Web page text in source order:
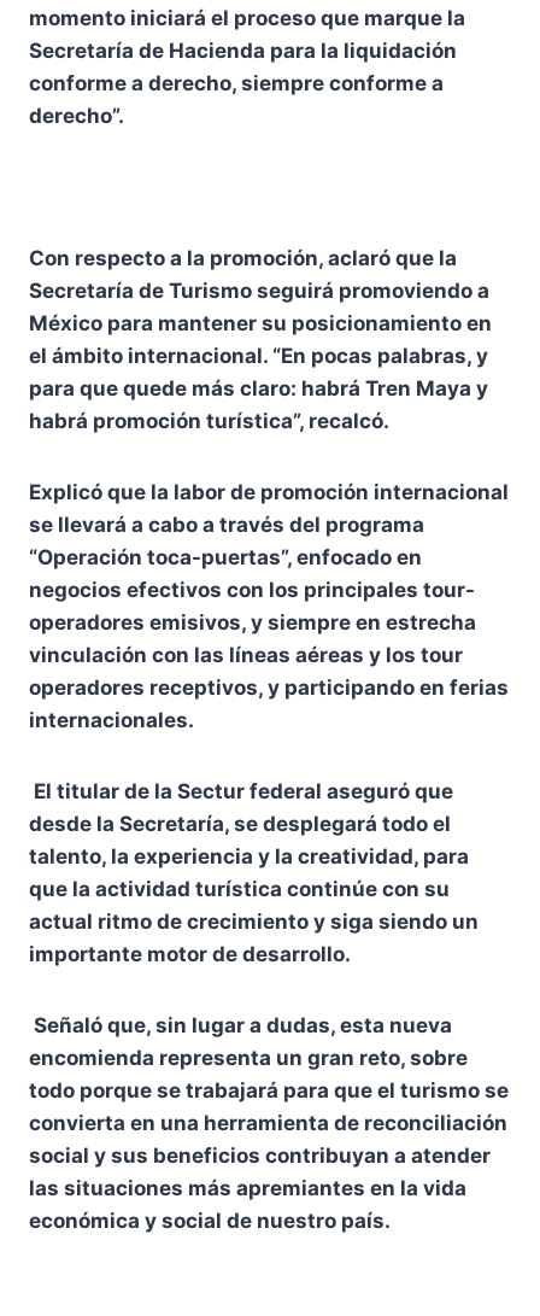
momento iniciará el proceso que marque la
Secretaría de Hacienda para la liquidación
conforme a derecho, siempre conforme a
derecho”.
Con respecto a la promoción, aclaró que la
Secretaría de Turismo seguirá promoviendo a
México para mantener su posicionamiento en
el ámbito internacional. “En pocas palabras, y
para que quede más claro: habrá Tren Maya y
habrá promoción turística”, recalcó.
Explicó que la labor de promoción internacional
se llevará a cabo a través del programa
“Operación toca-puertas”, enfocado en
negocios efectivos con los principales tour-
operadores emisivos, y siempre en estrecha
vinculación con las líneas aéreas y los tour
operadores receptivos, y participando en ferias
internacionales.
El titular de la Sectur federal aseguró que
desde la Secretaría, se desplegará todo el
talento, la experiencia y la creatividad, para
que la actividad turística continúe con su
actual ritmo de crecimiento y siga siendo un
importante motor de desarrollo.
Señaló que, sin lugar a dudas, esta nueva
encomienda representa un gran reto, sobre
todo porque se trabajará para que el turismo se
convierta en una herramienta de reconciliación
social y sus beneficios contribuyan a atender
las situaciones más apremiantes en la vida
económica y social de nuestro país.